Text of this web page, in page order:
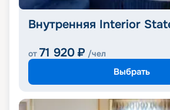
Внутренняя Interior
от 71 920 ₽ /чел
Выбрать